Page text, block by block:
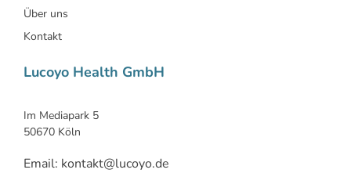
Über uns
Kontakt
Lucoyo Health GmbH
Im Mediapark 5
50670 Köln
Email: kontakt@lucoyo.de